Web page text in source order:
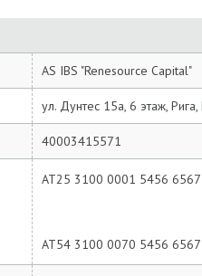
AS IBS "Renesource Capital"
ул. Дунтес 15а, 6 этаж,
40003415571
AT25 3100 0001 5456 6567
AT54 3100 0070 5456 6567